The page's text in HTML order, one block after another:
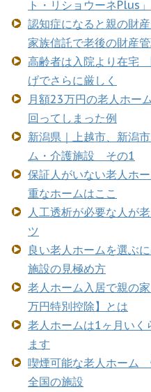
ト・リショウーネPlus」
認知症になると親の財
家族信託で老後の財産
高齢者は入院より在宅
げでさらに厳しく
月額23万円の老人ホー
回ってしまった例
新潟県｜上越市、新潟
ム・介護施設 その1
保証人がいない老人ホ
重なホームはここ
人工透析が必要な人が
ツ
良い老人ホームを選ぶ
施設の見極め方
老人ホーム入居で親の
万円特別控除】とは
老人ホームは1ヶ月い
ます
喫煙可能な老人ホーム
全国の施設